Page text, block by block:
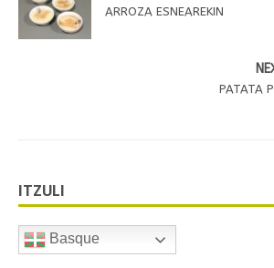
ARROZA ESNEAREKIN
PATATA
ITZULI
Basque